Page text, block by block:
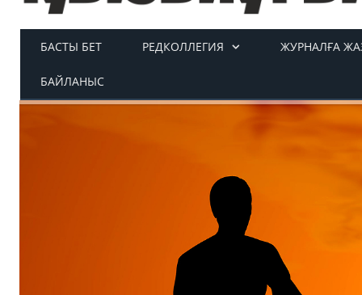
БАСТЫ БЕТ РЕДКОЛЛЕГИЯ ЖУРНАЛҒА
БАЙЛАНЫС